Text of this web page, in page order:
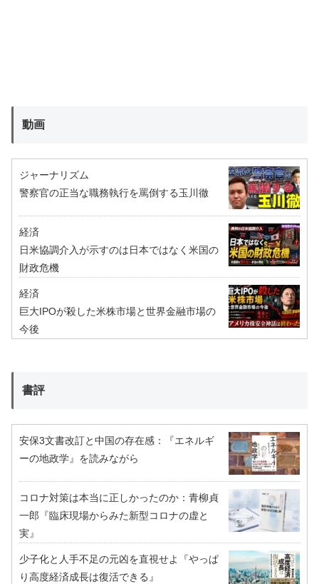
動画
ジャーナリズム
警察官の正当な職務執行を罵倒する玉川徹
経済
日米協調介入が示すのは日本ではなく米国の
財政危機
経済
巨大IPOが殺した米株市場と世界金融市場の
今後
書評
安保3文書改訂と中国の存在感：『エネルギ
ーの地政学』を読みながら
コロナ対策は本当に正しかったのか：青柳貞
一郎『臨床現場からみた新型コロナの虚と
実』
少子化と人手不足の元凶を直視せよ『やっぱ
り高度経済成長は復活できる』